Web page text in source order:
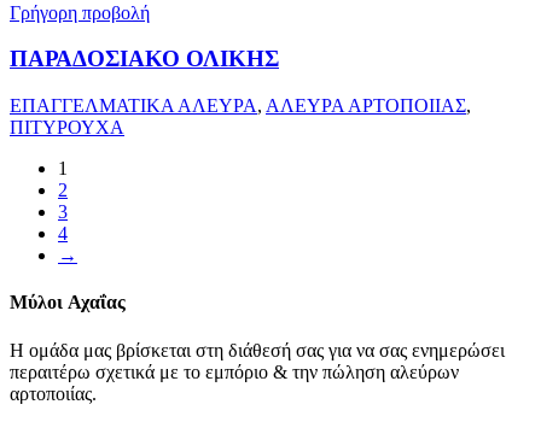
Γρήγορη προβολή
ΠΑΡΑΔΟΣΙΑΚΟ ΟΛΙΚΗΣ
ΕΠΑΓΓΕΛΜΑΤΙΚΑ ΑΛΕΥΡΑ, ΑΛΕΥΡΑ ΑΡΤΟΠΟΙΙΑΣ,
ΠΙΤΥΡΟΥΧΑ
1
2
3
4
→
Μύλοι Αχαΐας
Η ομάδα μας βρίσκεται στη διάθεσή σας για να σας ενημερώσει
περαιτέρω σχετικά με το εμπόριο & την πώληση αλεύρων
αρτοποιίας.